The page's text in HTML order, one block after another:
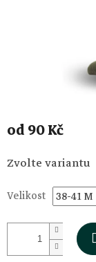
od90 Kč
Měrná
cena:
Zvolte variantu
Velikost